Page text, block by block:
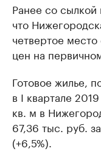
Ранее со
что
четвертое
цен на
Готовое жилье,
в I квартале
кв. м в
67,36 тыс. руб.
(+6,5%).